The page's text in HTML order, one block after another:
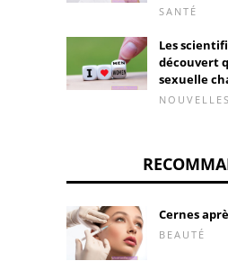
SANTÉ
Les
découvert
sexuelle
NOUVELLES
Cernes
BEAUTÉ